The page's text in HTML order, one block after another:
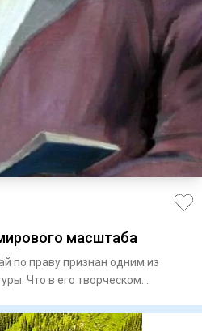
масштаба
по праву признан одним из
Что в его творческом